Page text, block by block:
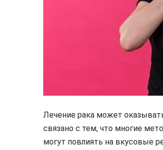
Лечение рака может
связано с тем, что многие
могут повлиять на вкусовые